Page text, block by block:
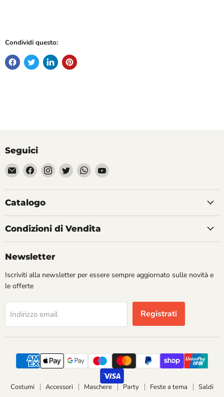
Condividi questo:
Seguici
Email
Divertilandia.it
Trovaci
su
Facebook
Trovaci
su
Instagram
Trovaci
su
Twitter
Trovaci
su
WhatsApp
Trovaci
YouTube
Catalogo
Condizioni di Vendita
Newsletter
Iscriviti alla newsletter per essere sempre aggiornato sulle novità e
le offerte
Indirizzo email Registrati
Costumi Accessori Maschere Party Feste a tema Saldi